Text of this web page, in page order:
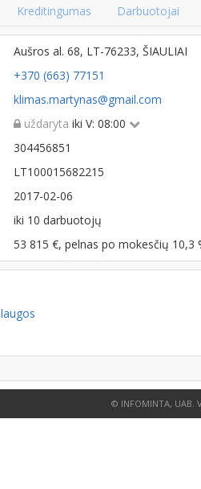
Kreditingumas Darbuotojai
Aušros al. 68, LT-76233, ŠIAULIAI
+370 (663) 77151
klimas.martynas@gmail.com
uždaryta iki V: 08:00
304456851
LT100015682215
2017-02-06
iki 10 darbuotojų
53 815 €, pelnas po mokesčių 10,3
© INFOMINTA, UAB.